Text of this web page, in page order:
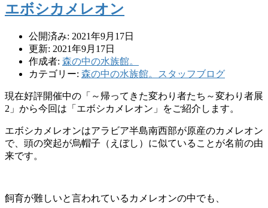
エボシカメレオン
公開済み: 2021年9月17日
更新: 2021年9月17日
作成者: 森の中の水族館。
カテゴリー: 森の中の水族館。スタッフブログ
現在好評開催中の「～帰ってきた変わり者たち～変わり者展
2」から今回は「エボシカメレオン」をご紹介します。
エボシカメレオンはアラビア半島南西部が原産のカメレオン
で、頭の突起が烏帽子（えぼし）に似ていることが名前の由
来です。
飼育が難しいと言われているカメレオンの中でも、